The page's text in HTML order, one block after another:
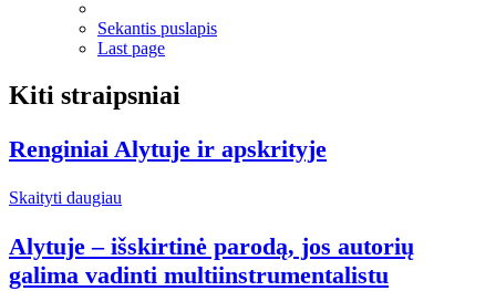
Sekantis puslapis
Last page
Kiti straipsniai
Renginiai Alytuje ir apskrityje
Skaityti daugiau
Alytuje – išskirtinė parodą, jos autorių
galima vadinti multiinstrumentalistu